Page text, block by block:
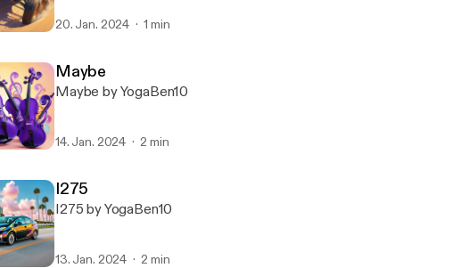
20. Jan. 2024 1 min
Maybe
Maybe by YogaBen10
14. Jan. 2024 2 min
I275
I275 by YogaBen10
13. Jan. 2024 2 min